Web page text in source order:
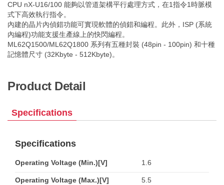
CPU nX-U16/100 能夠以管道架構平行處理方式，在1指令1時脈模
式下高效執行指令。
內建的晶片內偵錯功能可實現軟體的偵錯和編程。此外，ISP (系統
內編程)功能支援生產線上的快閃編程。
ML62Q1500/ML62Q1800 系列有五種封裝 (48pin - 100pin) 和十種
記憶體尺寸 (32Kbyte - 512Kbyte)。
Product Detail
Specifications
Specifications
Operating Voltage (Min.)[V] 1.6
Operating Voltage (Max.)[V] 5.5